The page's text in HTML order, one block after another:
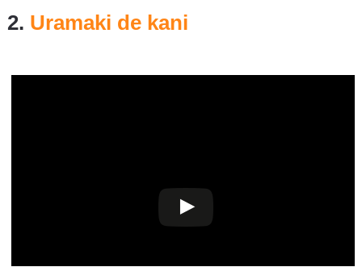
2. Uramaki de kani